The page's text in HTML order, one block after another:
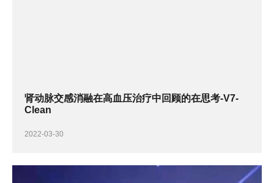
肾动脉交感消融在高血压治疗中回顾的在思考-V7-
Clean
2022-03-30